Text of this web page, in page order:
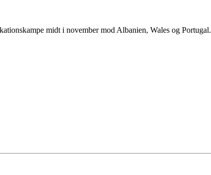
midt i november mod Albanien, Wales og Portugal.